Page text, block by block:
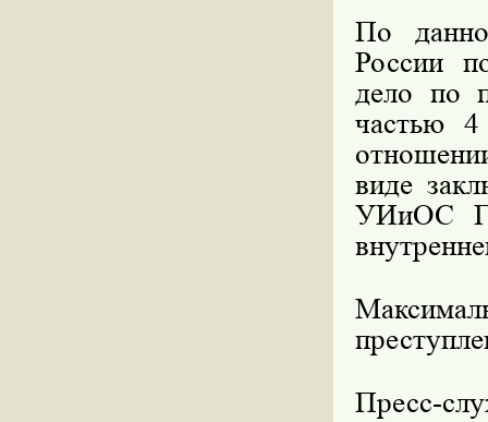
По
России
дело по
частью
виде
УИиОС
Пресс-